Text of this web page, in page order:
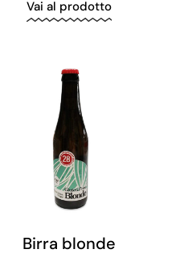
Vai al prodotto
Birra blonde